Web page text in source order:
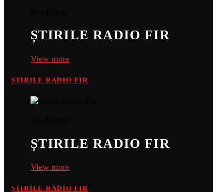
ȘTIRILE RADIO FIR
View more
ȘTIRILE RADIO FIR
ȘTIRILE RADIO FIR
View more
ȘTIRILE RADIO FIR